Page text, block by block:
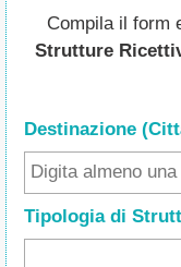
Compila il form
Strutture
Destinazione
Tipologia di